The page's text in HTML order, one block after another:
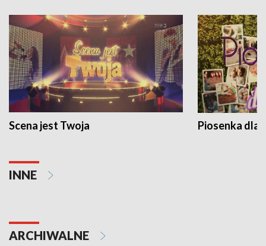
Scena jest Twoja Piosenka dla
INNE
ARCHIWALNE